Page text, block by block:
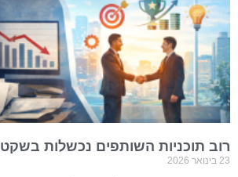
רוב תוכניות השותפים נכשלות בשקט
23 בינואר 2026